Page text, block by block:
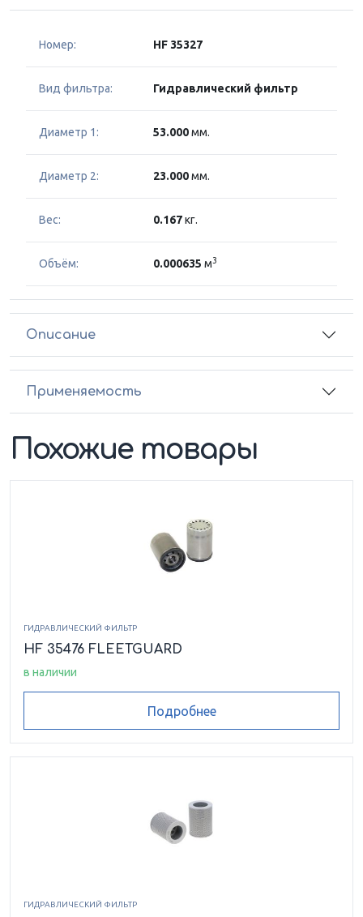
Номер: HF 35327
Вид фильтра: Гидравлический фильтр
Диаметр 1: 53.000мм.
Диаметр 2: 23.000мм.
Вес: 0.167кг.
Объём: 0.000635 м3
Описание
Применяемость
Похожие товары
ГИДРАВЛИЧЕСКИЙ ФИЛЬТР
HF 35476 FLEETGUARD
в наличии
Подробнее
ГИДРАВЛИЧЕСКИЙ ФИЛЬТР